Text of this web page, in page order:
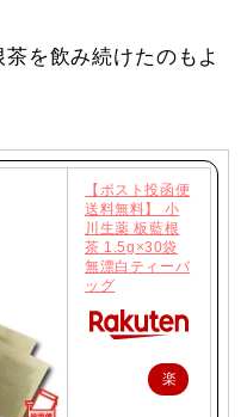
を飲み続けたのもよ
【ポスト投函便
送料無料】 小
川生薬 板藍根
茶 1.5g×30袋
無漂白ティーバ
ッグ
楽